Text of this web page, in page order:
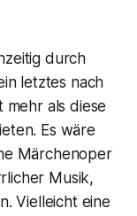
durch
letztes nach
mehr als diese
Es wäre
Märchenoper
Musik,
Vielleicht eine